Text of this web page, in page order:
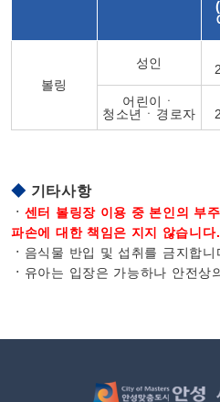
볼링
성인
어린이ㆍ
청소년ㆍ경로자
◆ 기타사항
ㆍ 센터 볼링장 이용 중 본인의 부
파손에 대한 책임은 지지 않습니다.
ㆍ 음식물 반입 및 섭취를 금지합니
ㆍ 유아는 입장은 가능하나 안전상